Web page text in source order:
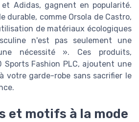
et Adidas, gagnent en popularité.
durable, comme Orsola de Castro,
de matériaux écologiques
n'est pas seulement une
nécessité ». Ces produits,
Sports Fashion PLC, ajoutent une
votre garde-robe sans sacrifier le
et motifs à la mode